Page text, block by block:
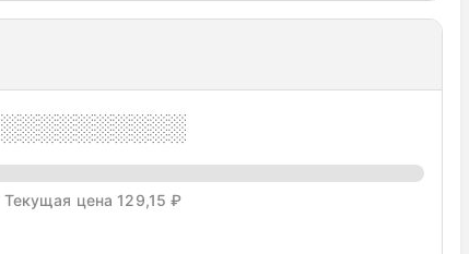
░░░░░░░░░░
Текущая цена 129,15 ₽